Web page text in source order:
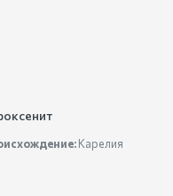
Карелия